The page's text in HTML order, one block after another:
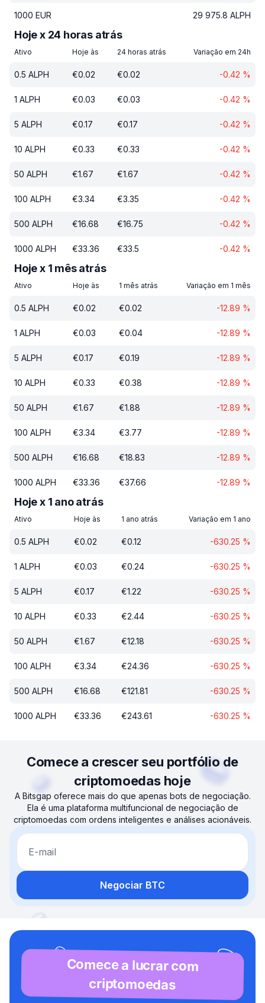
1000 EUR 29 975.8 ALPH
Hoje x 24 horas atrás
Ativo Hoje às 24 horas atrás Variação em 24h
0.5 ALPH €0.02 €0.02 -0.42 %
1 ALPH €0.03 €0.03 -0.42 %
5 ALPH €0.17 €0.17 -0.42 %
10 ALPH €0.33 €0.33 -0.42 %
50 ALPH €1.67 €1.67 -0.42 %
100 ALPH €3.34 €3.35 -0.42 %
500 ALPH €16.68 €16.75 -0.42 %
1000 ALPH €33.36 €33.5 -0.42 %
Hoje x 1 mês atrás
Ativo Hoje às 1 mês atrás Variação em 1 mês
0.5 ALPH €0.02 €0.02 -12.89 %
1 ALPH €0.03 €0.04 -12.89 %
5 ALPH €0.17 €0.19 -12.89 %
10 ALPH €0.33 €0.38 -12.89 %
50 ALPH €1.67 €1.88 -12.89 %
100 ALPH €3.34 €3.77 -12.89 %
500 ALPH €16.68 €18.83 -12.89 %
1000 ALPH €33.36 €37.66 -12.89 %
Hoje x 1 ano atrás
Ativo Hoje às 1 ano atrás Variação em 1 ano
0.5 ALPH €0.02 €0.12 -630.25 %
1 ALPH €0.03 €0.24 -630.25 %
5 ALPH €0.17 €1.22 -630.25 %
10 ALPH €0.33 €2.44 -630.25 %
50 ALPH €1.67 €12.18 -630.25 %
100 ALPH €3.34 €24.36 -630.25 %
500 ALPH €16.68 €121.81 -630.25 %
1000 ALPH €33.36 €243.61 -630.25 %
Comece a crescer seu portfólio de
criptomoedas hoje
A Bitsgap oferece mais do que apenas bots de negociação.
Ela é uma plataforma multifuncional de negociação de
criptomoedas com ordens inteligentes e análises acionáveis.
E-mail
Negociar BTC
Comece a lucrar com
criptomoedas